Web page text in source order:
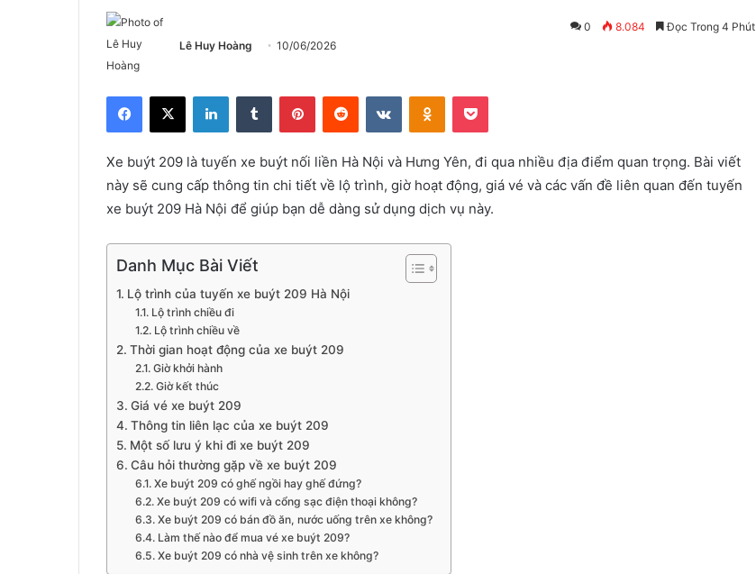
Lê Huy Hoàng 10/06/2026
0 8.084 Đọc Trong 4 Phút
Facebook
X LinkedInTumblr PinterestReddit VKontakteOdnoklassniki
Pocket
Xe buýt 209 là tuyến xe buýt nối liền Hà Nội và Hưng Yên, đi qua nhiều địa điểm quan trọng. Bài viết
này sẽ cung cấp thông tin chi tiết về lộ trình, giờ hoạt động, giá vé và các vấn đề liên quan đến tuyến
xe buýt 209 Hà Nội để giúp bạn dễ dàng sử dụng dịch vụ này.
Danh Mục Bài Viết
Lộ trình của tuyến xe buýt 209 Hà Nội
Lộ trình chiều đi
Lộ trình chiều về
Thời gian hoạt động của xe buýt 209
Giờ khởi hành
Giờ kết thúc
Giá vé xe buýt 209
Thông tin liên lạc của xe buýt 209
Một số lưu ý khi đi xe buýt 209
Câu hỏi thường gặp về xe buýt 209
Xe buýt 209 có ghế ngồi hay ghế đứng?
Xe buýt 209 có wifi và cổng sạc điện thoại không?
Xe buýt 209 có bán đồ ăn, nước uống trên xe không?
Làm thế nào để mua vé xe buýt 209?
Xe buýt 209 có nhà vệ sinh trên xe không?